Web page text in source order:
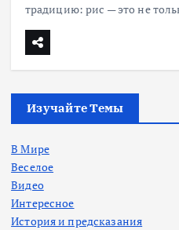
традицию: рис — это не
Изучайте Темы
В Мире
Веселое
Видео
Интересное
История и предсказания